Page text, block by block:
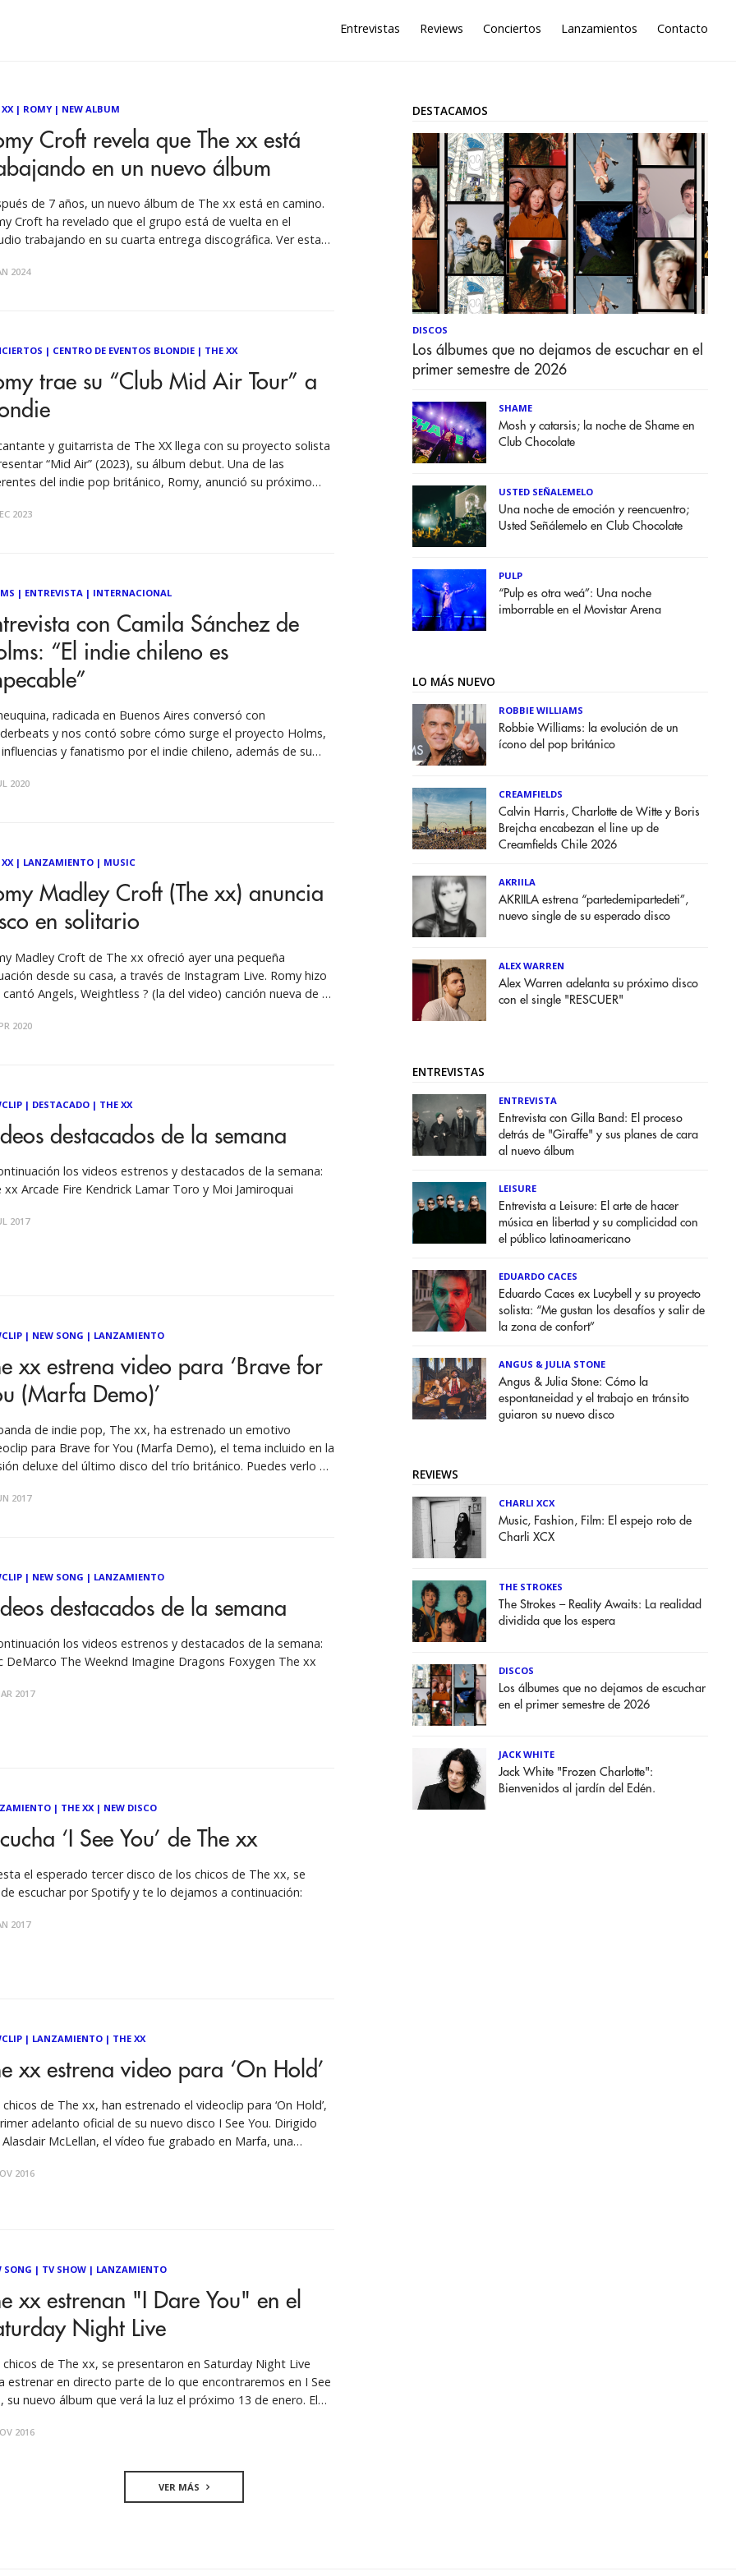
Entrevistas Reviews Conciertos Lanzamientos Contacto
| ROMY| NEW ALBUM
Croft revela que The xx está
en un nuevo álbum
de 7 años, un nuevo álbum de The xx está en camino.
Croft ha revelado que el grupo está de vuelta en el
trabajando en su cuarta entrega discográfica. Ver esta
2024
| CENTRO DE EVENTOS BLONDIE| THE XX
trae su “Club Mid Air Tour” a
y guitarrista de The XX llega con su proyecto solista
“Mid Air” (2023), su álbum debut. Una de las
del indie pop británico, Romy, anunció su próximo
de Eventos Blondie el próximo
2023
| ENTREVISTA| INTERNACIONAL
con Camila Sánchez de
“El indie chileno es
radicada en Buenos Aires conversó con
y nos contó sobre cómo surge el proyecto Holms,
y fanatismo por el indie chileno, además de su
la caracteriza, pero donde también habla de lo terrenal a
2020
| LANZAMIENTO| MUSIC
Madley Croft (The xx) anuncia
en solitario
Madley Croft de The xx ofreció ayer una pequeña
desde su casa, a través de Instagram Live. Romy hizo
cantó Angels, Weightless ? (la del video) canción nueva de su
en la audiencia. Qué mega fantasía 😍✨👏🏼 pic.
2020
| DESTACADO| THE XX
destacados de la semana
los videos estrenos y destacados de la semana:
xx Arcade Fire Kendrick Lamar Toro y Moi Jamiroquai
2017
| NEW SONG | LANZAMIENTO
xx estrena video para ‘Brave for
(Marfa Demo)’
de indie pop, The xx, ha estrenado un emotivo
para Brave for You (Marfa Demo), el tema incluido en la
deluxe del último disco del trío británico. Puedes verlo a
2017
| NEW SONG | LANZAMIENTO
destacados de la semana
los videos estrenos y destacados de la semana:
DeMarco The Weeknd Imagine Dragons Foxygen The xx
2017
| THE XX| NEW DISCO
‘I See You’ de The xx
el esperado tercer disco de los chicos de The xx, se
escuchar por Spotify y te lo dejamos a continuación:
2017
| LANZAMIENTO| THE XX
xx estrena video para ‘On Hold’
chicos de The xx, han estrenado el videoclip para ‘On Hold’,
adelanto oficial de su nuevo disco I See You. Dirigido
McLellan, el vídeo fue grabado en Marfa, una
temas. Mira a continuación
2016
SONG | TV SHOW| LANZAMIENTO
xx estrenan "I Dare You" en el
Night Live
chicos de The xx, se presentaron en Saturday Night Live
estrenar en directo parte de lo que encontraremos en I See
su nuevo álbum que verá la luz el próximo 13 de enero. El
tema titulado
2016
DESTACAMOS
DISCOS
Los álbumes que no dejamos de escuchar en el
primer semestre de 2026
SHAME
Mosh y catarsis; la noche de Shame en
Club Chocolate
USTED SEÑALEMELO
Una noche de emoción y reencuentro;
Usted Señálemelo en Club Chocolate
PULP
“Pulp es otra weá”: Una noche
imborrable en el Movistar Arena
LO MÁS NUEVO
ROBBIE WILLIAMS
Robbie Williams: la evolución de un
ícono del pop británico
CREAMFIELDS
Calvin Harris, Charlotte de Witte y Boris
Brejcha encabezan el line up de
Creamfields Chile 2026
AKRIILA
AKRIILA estrena “partedemipartedeti”,
nuevo single de su esperado disco
ALEX WARREN
Alex Warren adelanta su próximo disco
con el single "RESCUER"
ENTREVISTAS
ENTREVISTA
Entrevista con Gilla Band: El proceso
detrás de "Giraffe" y sus planes de cara
al nuevo álbum
LEISURE
Entrevista a Leisure: El arte de hacer
música en libertad y su complicidad con
el público latinoamericano
EDUARDO CACES
Eduardo Caces ex Lucybell y su proyecto
solista: “Me gustan los desafíos y salir de
la zona de confort”
ANGUS & JULIA STONE
Angus & Julia Stone: Cómo la
espontaneidad y el trabajo en tránsito
guiaron su nuevo disco
REVIEWS
CHARLI XCX
Music, Fashion, Film: El espejo roto de
Charli XCX
THE STROKES
The Strokes – Reality Awaits: La realidad
dividida que los espera
DISCOS
Los álbumes que no dejamos de escuchar
en el primer semestre de 2026
JACK WHITE
Jack White "Frozen Charlotte":
Bienvenidos al jardín del Edén.
VER MÁS